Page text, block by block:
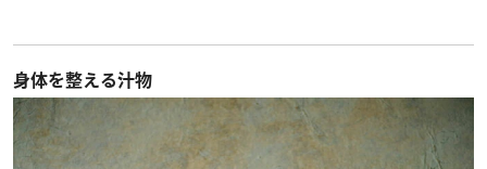
身体を整える汁物